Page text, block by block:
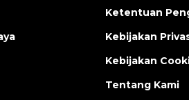
Ketentuan
Kebijakan
Kebijakan
Tentang Kami